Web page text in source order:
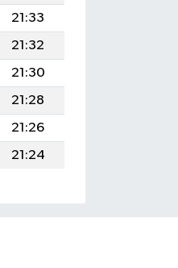
21:33
21:32
21:30
21:28
21:26
21:24